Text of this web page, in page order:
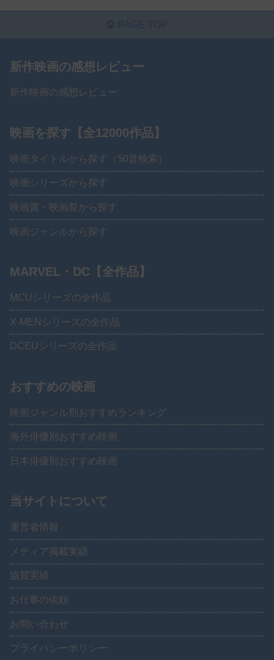
新作映画の感想レビュー
新作映画の感想レビュー
映画を探す【全12000作品】
映画タイトルから探す（50音検索）
映画シリーズから探す
映画賞・映画祭から探す
映画ジャンルから探す
MARVEL・DC【全作品】
MCUシリーズの全作品
X-MENシリーズの全作品
DCEUシリーズの全作品
おすすめの映画
映画ジャンル別おすすめランキング
海外俳優別おすすめ映画
日本俳優別おすすめ映画
当サイトについて
運営者情報
メディア掲載実績
協賛実績
お仕事の依頼
お問い合わせ
プライバシーポリシー